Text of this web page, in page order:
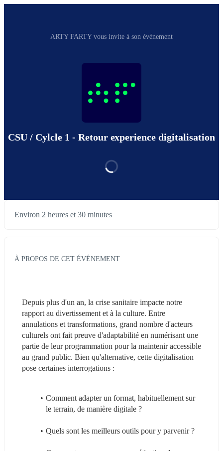
ARTY FARTY vous invite à son événement
CSU / Cylcle 1 - Retour experience digitalisation
Environ 2 heures et 30 minutes
À PROPOS DE CET ÉVÉNEMENT
Depuis plus d'un an, la crise sanitaire impacte notre
rapport au divertissement et à la culture. Entre
annulations et transformations, grand nombre d'acteurs
culturels ont fait preuve d'adaptabilité en numérisant une
partie de leur programmation pour la maintenir accessible
au grand public. Bien qu'alternative, cette digitalisation
pose certaines interrogations :
Comment adapter un format, habituellement sur
le terrain, de manière digitale ?
Quels sont les meilleurs outils pour y parvenir ?